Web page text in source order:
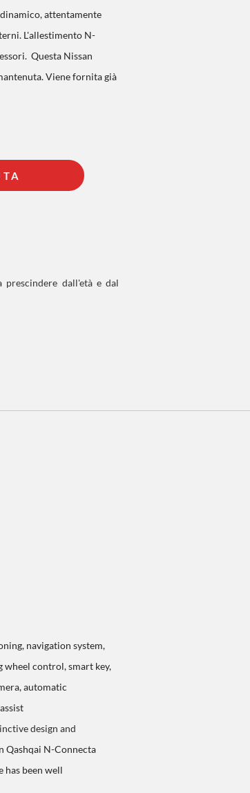
attentamente
L'allestimento N-
Questa Nissan
Viene fornita già
dall'età e dal
navigation system,
control, smart key,
automatic
design and
Qashqai N-Connecta
has been well